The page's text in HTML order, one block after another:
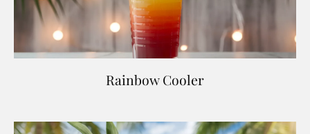
Rainbow Cooler